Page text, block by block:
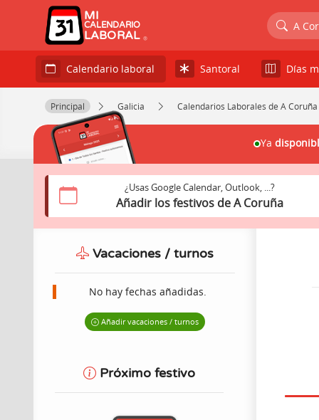
MI
CALENDARIO
LABORAL
A
Calendario laboral Santoral Días
Principal Galicia Calendarios Laborales de A Coruña
Vacaciones / turnos
No hay fechas añadidas.
Añadir vacaciones / turnos
Próximo festivo
¿Usas Google Calendar, Outlook, ...?
Añadir los festivos de A Coruña
Ya